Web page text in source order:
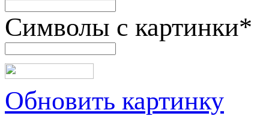
Символы с картинки*
Обновить картинку